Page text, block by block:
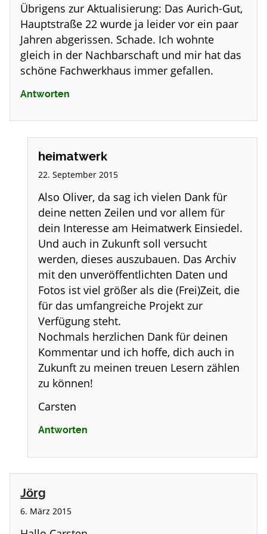
Übrigens zur Aktualisierung: Das Aurich-Gut,
Hauptstraße 22 wurde ja leider vor ein paar
Jahren abgerissen. Schade. Ich wohnte
gleich in der Nachbarschaft und mir hat das
schöne Fachwerkhaus immer gefallen.
Antworten
heimatwerk
22. September 2015
Also Oliver, da sag ich vielen Dank für
deine netten Zeilen und vor allem für
dein Interesse am Heimatwerk Einsiedel.
Und auch in Zukunft soll versucht
werden, dieses auszubauen. Das Archiv
mit den unveröffentlichten Daten und
Fotos ist viel größer als die (Frei)Zeit, die
für das umfangreiche Projekt zur
Verfügung steht.
Nochmals herzlichen Dank für deinen
Kommentar und ich hoffe, dich auch in
Zukunft zu meinen treuen Lesern zählen
zu können!
Carsten
Antworten
Jörg
6. März 2015